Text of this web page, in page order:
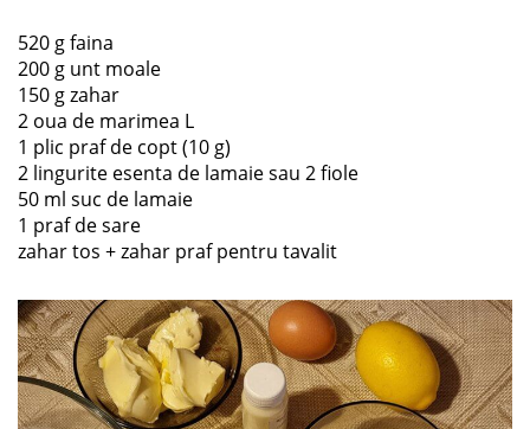
520 g faina
200 g unt moale
150 g zahar
2 oua de marimea L
1 plic praf de copt (10 g)
2 lingurite esenta de lamaie sau 2 fiole
50 ml suc de lamaie
1 praf de sare
zahar tos + zahar praf pentru tavalit